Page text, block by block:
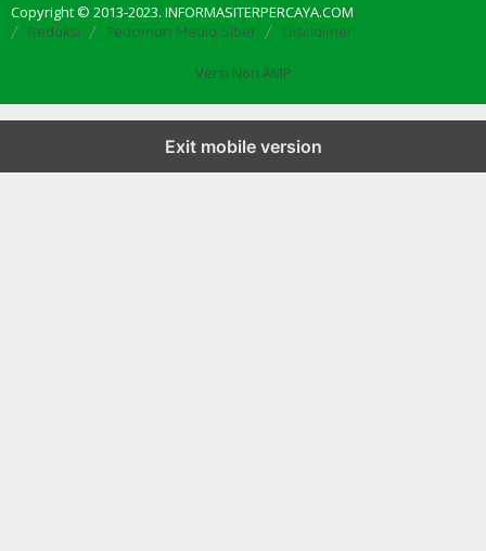
Copyright © 2013-2023. INFORMASITERPERCAYA.COM
Redaksi Pedoman Media Siber Disclaimer
Versi Non AMP
Exit mobile version